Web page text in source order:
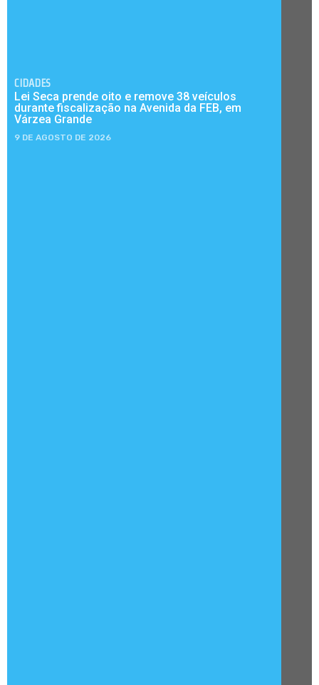
CIDADES
Lei Seca prende oito e remove 38 veículos
durante fiscalização na Avenida da FEB, em
Várzea Grande
9 DE AGOSTO DE 2026